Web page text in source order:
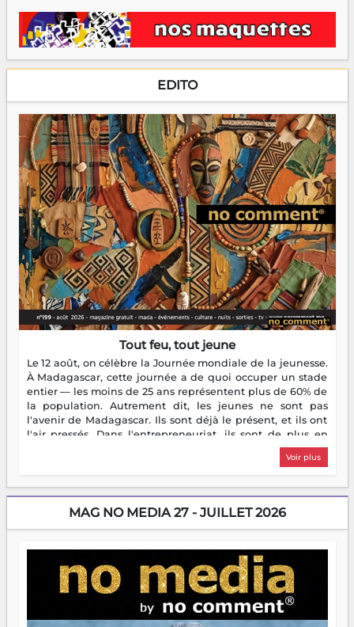
EDITO
Tout feu, tout jeune
Le 12 août, on célèbre la Journée mondiale de la jeunesse.
À Madagascar, cette journée a de quoi occuper un stade
entier — les moins de 25 ans représentent plus de 60% de
la population. Autrement dit, les jeunes ne sont pas
l'avenir de Madagascar. Ils sont déjà le présent, et ils ont
l'air pressés. Dans l'entrepreneuriat, ils sont de plus en
plus nombreux à se lancer, à créer, à risquer — souvent
sans filet, souvent sans aide, mais toujours avec cette
dorment vraiment la nuit. En culture, les nouvelles sont
encore meilleures. Aina Rasamoelina vient de décrocher le
Prix RFI Instrumental Afrique. Miangaly Elia rafle le Prix
jeunes qui tiennent la torche. Alors oui, on pourrait
s'arrêter là, applaudir et rentrer chez soi satisfait. Mais ce
serait passer à côté d'une chose essentielle. La fougue, ça
brûle fort — et parfois, ça brûle vite. Une flamme sans
direction peut éclairer autant qu'elle peut consumer. C'est
là que les aînés entrent en scène — pas pour reprendre le
Voir plus
MAG NO MEDIA 27 - JUILLET 2026